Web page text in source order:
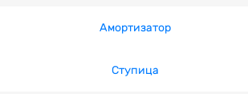
Амортизатор
Ступица